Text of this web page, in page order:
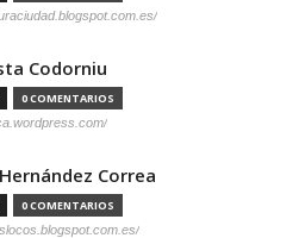
Codorniu
0 COMENTARIOS
Correa
0 COMENTARIOS